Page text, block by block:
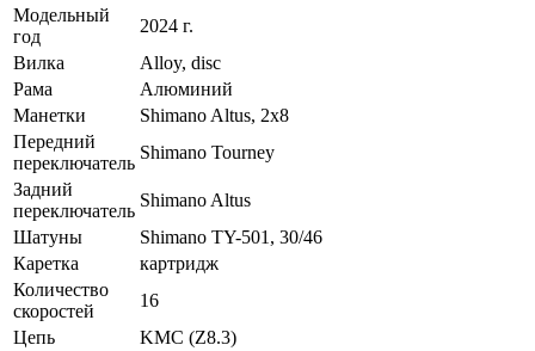
Модельный
год
2024 г.
Вилка
Alloy, disc
Рама
Алюминий
Манетки
Shimano Altus, 2x8
Передний
переключатель
Shimano Tourney
Задний
переключатель
Shimano Altus
Шатуны
Shimano TY-501, 30/46
Каретка
картридж
Количество
скоростей
16
Цепь
KMC (Z8.3)